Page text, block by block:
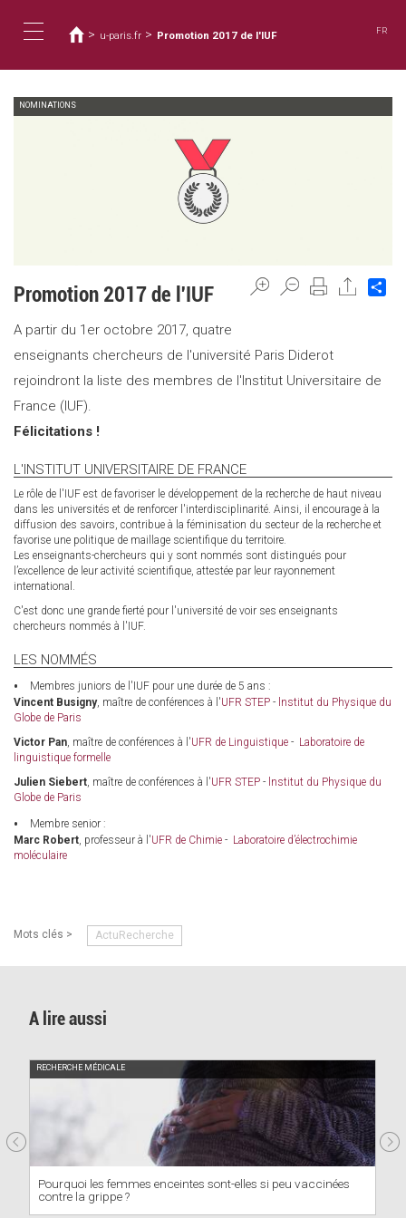
容
navigation
在
這
裡
> u-paris.fr > Promotion 2017 de l'IUF FR
NOMINATIONS
Promotion 2017 de l'IUF
A partir du 1er octobre 2017, quatre
enseignants chercheurs de l'université Paris Diderot
rejoindront la liste des membres de l'Institut Universitaire de
France (IUF).
Félicitations !
L'INSTITUT UNIVERSITAIRE DE FRANCE
Le rôle de l'IUF est de favoriser le développement de la recherche de haut niveau
dans les universités et de renforcer l'interdisciplinarité. Ainsi, il encourage à la
diffusion des savoirs, contribue à la féminisation du secteur de la recherche et
favorise une politique de maillage scientifique du territoire.
Les enseignants-chercheurs qui y sont nommés sont distingués pour
l’excellence de leur activité scientifique, attestée par leur rayonnement
international.
C'est donc une grande fierté pour l'université de voir ses enseignants
chercheurs nommés à l'IUF.
LES NOMMÉS
Membres juniors de l'IUF pour une durée de 5 ans :
Vincent Busigny, maître de conférences à l'UFR STEP - lnstitut du Physique du
Globe de Paris
Victor Pan, maître de conférences à l'UFR de Linguistique - Laboratoire de
linguistique formelle
Julien Siebert, maître de conférences à l'UFR STEP - lnstitut du Physique du
Globe de Paris
Membre senior :
Marc Robert, professeur à l'UFR de Chimie - Laboratoire d’électrochimie
moléculaire
Mots clés > ActuRecherche
A lire aussi
RECHERCHE MÉDICALE
Pourquoi les femmes enceintes sont-elles si peu vaccinées
contre la grippe ?